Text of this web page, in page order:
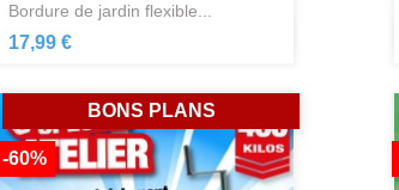
bordure de jardin flexible...
17,99 €
-60%
BONS PLANS